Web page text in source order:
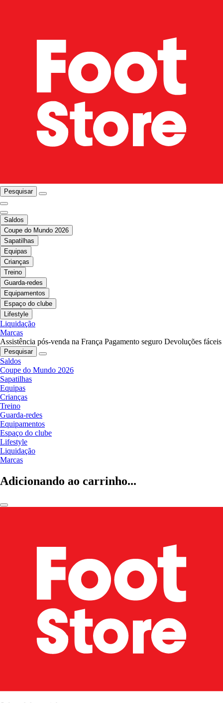
Pesquisar
Saldos
Coupe do Mundo 2026
Sapatilhas
Equipas
Crianças
Treino
Guarda-redes
Equipamentos
Espaço do clube
Lifestyle
Liquidação
Marcas
Assistência pós-venda na França Pagamento seguro Devoluções fáceis
Pesquisar
Saldos
Coupe do Mundo 2026
Sapatilhas
Equipas
Crianças
Treino
Guarda-redes
Equipamentos
Espaço do clube
Lifestyle
Liquidação
Marcas
Adicionando ao carrinho...